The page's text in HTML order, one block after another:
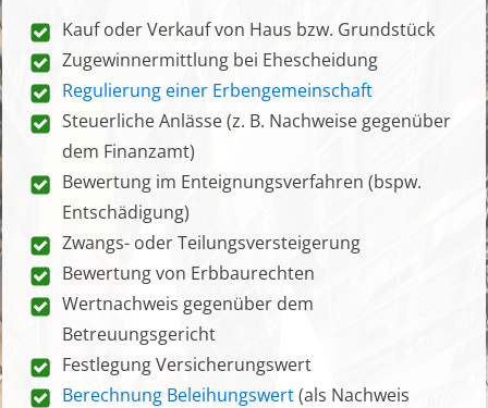
Kauf oder Verkauf von Haus bzw. Grundstück
Zugewinnermittlung bei Ehescheidung
Regulierung einer Erbengemeinschaft
Steuerliche Anlässe (z. B. Nachweise gegenüber
dem Finanzamt)
Bewertung im Enteignungsverfahren (bspw.
Entschädigung)
Zwangs- oder Teilungsversteigerung
Bewertung von Erbbaurechten
Wertnachweis gegenüber dem
Betreuungsgericht
Festlegung Versicherungswert
Berechnung Beleihungswert(als Nachweis